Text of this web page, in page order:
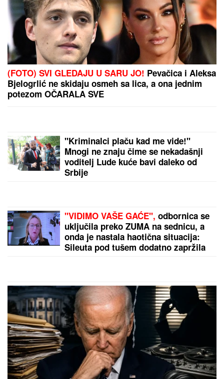
NOVE TENZIJE IZMEĐU
GRENLANDA I SAD:
Stiglo ozbiljno
upozorenje Trampu i Amerikancima
živ!
HAOS NA PRIMORJU!Đoković u izdanju u kom ga
NIKADA niste videli! Skače na bini i peva,
raspametio publiku (VIDEO)